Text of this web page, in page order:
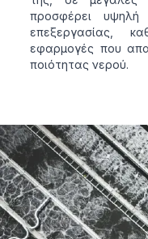
προσφέρει υψηλή
επεξεργασίας,
εφαρμογές που
ποιότητας νερού.